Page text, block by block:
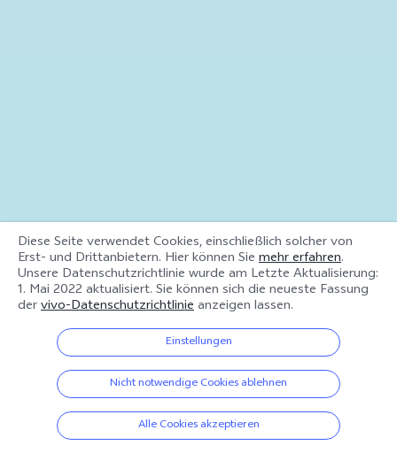
Diese Seite verwendet Cookies, einschließlich solcher von
Erst- und Drittanbietern. Hier können Sie mehr erfahren.
Unsere Datenschutzrichtlinie wurde am Letzte Aktualisierung:
1. Mai 2022 aktualisiert. Sie können sich die neueste Fassung
dervivo-Datenschutzrichtlinieanzeigen lassen.
Einstellungen
Nicht notwendige Cookies ablehnen
Alle Cookies akzeptieren